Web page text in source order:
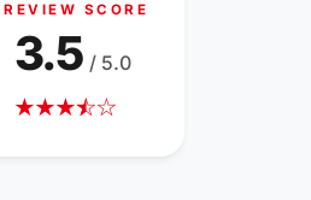
REVIEW SCORE
★★★☆
★☆
3.5 / 5.0